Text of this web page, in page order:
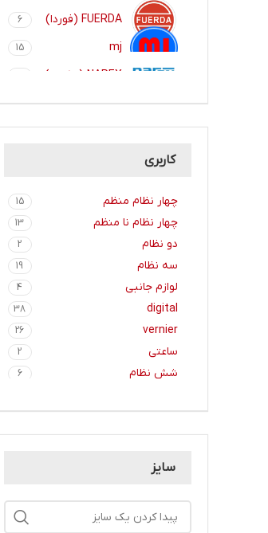
FUERDA (فوردا) 6
mj
15
NAREX (نارکس)
TITEX ( تیتکس
(koreneshan)
کاربری
چهار نظام منظم 15
چهار نظام نا منظم 13
دو نظام 2
سه نظام 19
لوازم جانبی 4
digital
38
vernier
26
ساعتی 2
شش نظام 6
سایز